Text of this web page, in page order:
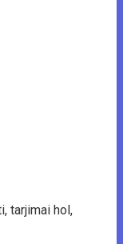
tarjimai hol,